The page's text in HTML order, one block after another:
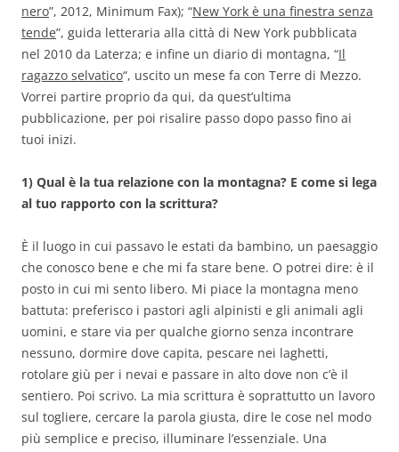
nero”, 2012, Minimum Fax); “New York è una finestra senza
tende”, guida letteraria alla città di New York pubblicata
nel 2010 da Laterza; e infine un diario di montagna, “Il
ragazzo selvatico“, uscito un mese fa con Terre di Mezzo.
Vorrei partire proprio da qui, da quest’ultima
pubblicazione, per poi risalire passo dopo passo fino ai
tuoi inizi.
1) Qual è la tua relazione con la montagna? E come si lega
al tuo rapporto con la scrittura?
È il luogo in cui passavo le estati da bambino, un paesaggio
che conosco bene e che mi fa stare bene. O potrei dire: è il
posto in cui mi sento libero. Mi piace la montagna meno
battuta: preferisco i pastori agli alpinisti e gli animali agli
uomini, e stare via per qualche giorno senza incontrare
nessuno, dormire dove capita, pescare nei laghetti,
rotolare giù per i nevai e passare in alto dove non c’è il
sentiero. Poi scrivo. La mia scrittura è soprattutto un lavoro
sul togliere, cercare la parola giusta, dire le cose nel modo
più semplice e preciso, illuminare l’essenziale. Una